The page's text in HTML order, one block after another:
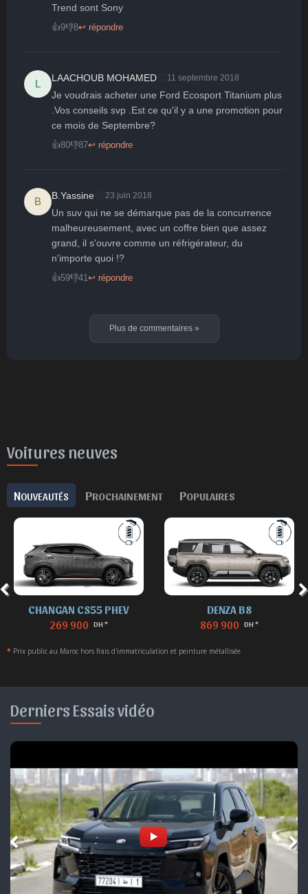
🤩 👏
Trend sont Sony
👍9👎8↩ répondre
L
LAACHOUB MOHAMED 11 septembre 2018
Je voudrais acheter une Ford Ecosport Titanium plus
.Vos conseils svp .Est ce qu'il y a une promotion pour
ce mois de Septembre?
👍80👎87↩ répondre
B
B.Yassine 23 juin 2018
Un suv qui ne se démarque pas de la concurrence
malheureusement, avec un coffre bien que assez
grand, il s'ouvre comme un réfrigérateur, du
n'importe quoi !?
👍59👎41↩ répondre
Plus de commentaires »
Voitures neuves
NOUVEAUTÉS PROCHAINEMENT POPULAIRES
CHANGAN CS55 PHEV
269 900 DH *
DENZA B8
869 900 DH *
* Prix public au Maroc hors frais d'immatriculation et peinture métallisée
Derniers Essais vidéo